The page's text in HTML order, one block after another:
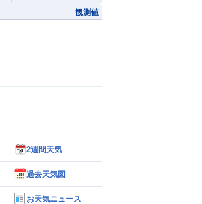
観測値
2週間天気
過去天気図
お天気ニュース